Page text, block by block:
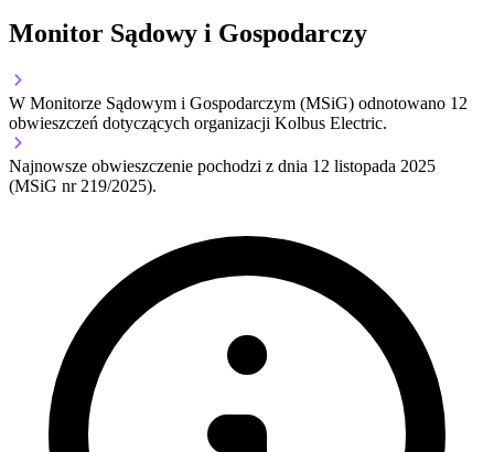
Monitor Sądowy i Gospodarczy
W Monitorze Sądowym i Gospodarczym (MSiG) odnotowano 12
obwieszczeń dotyczących organizacji Kolbus Electric.
Najnowsze obwieszczenie pochodzi z dnia 12 listopada 2025
(MSiG nr 219/2025).